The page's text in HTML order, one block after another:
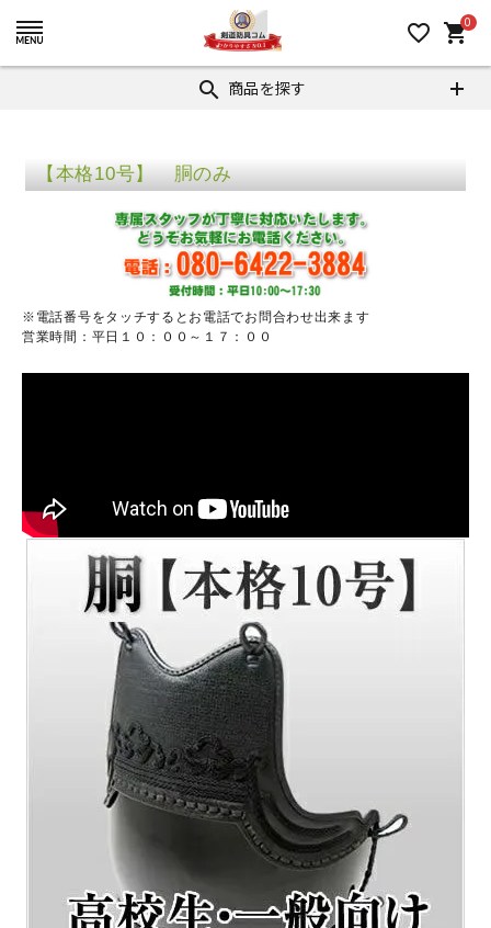
favorite_border 0
shopping_cart
search 商品を探す
【本格10号】 胴のみ
※電話番号をタッチするとお電話でお問合わせ出来ます
営業時間：平日１０：００～１７：００